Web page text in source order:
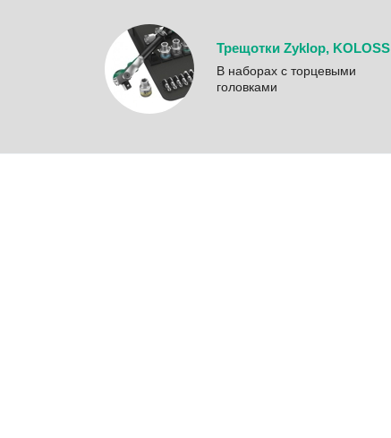
Трещотки Zyklop, KOLOSS
B наборах с торцевыми
головками